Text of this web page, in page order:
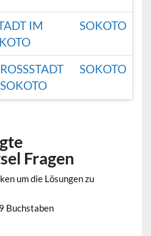
IM
SOKOTO
I
SOKOTO
Fragen
um die Lösungen zu
Buchstaben